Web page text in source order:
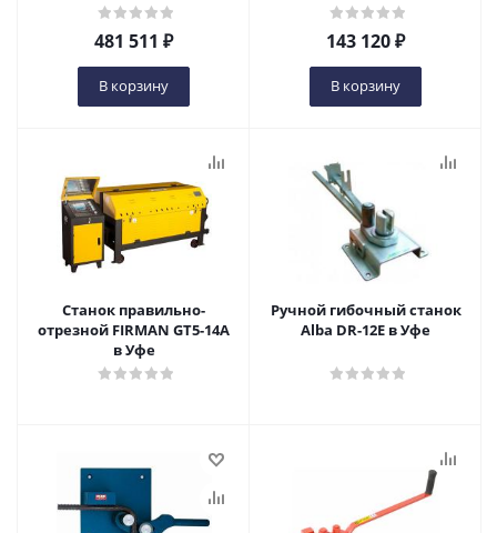
481 511 ₽
В корзину
143 120₽
В корзину
Станок правильно-
отрезной FIRMAN GT5-14A
в Уфе
Ручной гибочный станок
Alba DR-12E в Уфе